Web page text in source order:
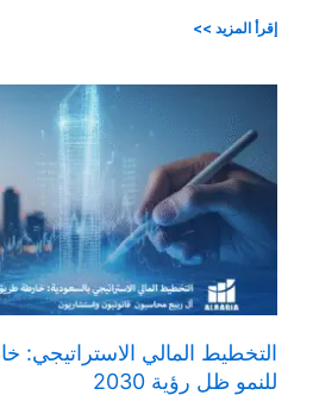
إقرأ المزيد >>
التخطيط المالي
للنمو ظل رؤية 2030